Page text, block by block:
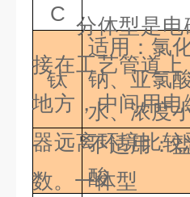
C
钛
适用：氯
钠、亚氯
水、浓度
不适用：
酸
分体型是电磁
接在工艺管道
地方，中间用
器远离环境比
数。一体型